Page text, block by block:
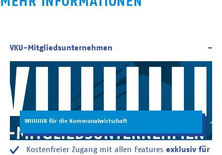
WIIIIIIIR für die Kommunalwirtschaft
Kostenfreier Zugang mit allen Features exklusiv für